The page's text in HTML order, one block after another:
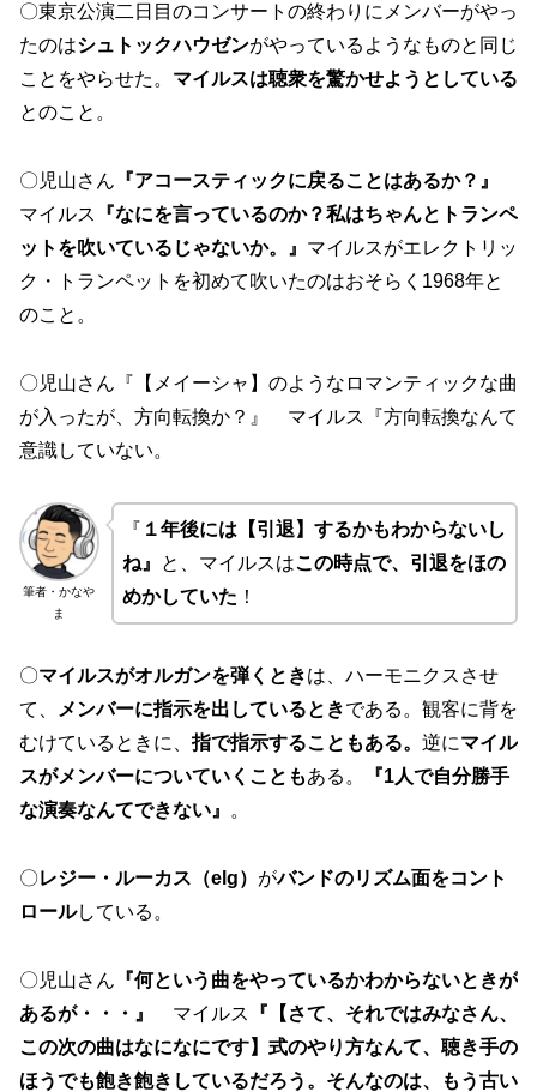
〇東京公演二日目のコンサートの終わりにメンバーがやっ
たのはシュトックハウゼンがやっているようなものと同じ
ことをやらせた。 マイルスは聴衆を驚かせようとしている
とのこと。
〇児山さん 『アコースティックに戻ることはあるか？』
マイルス
『なにを言っているのか？私はちゃんとトランペ
ットを吹いているじゃないか。』 マイルスがエレクトリッ
ク・トランペットを初めて吹いたのはおそらく1968年と
のこと。
〇児山さん『【メイーシャ】のようなロマンティックな曲
が入ったが、方向転換か？』 マイルス『方向転換なんて
意識していない。
筆者・かなや
ま
『 １年後には【引退】するかもわからないし
ね』
と、マイルスはこの時点で、引退をほの
めかしていた ！
〇マイルスがオルガンを弾くときは、ハーモニクスさせ
て、
メンバーに指示を出しているときである。観客に背を
むけているときに、指で指示することもある。 逆にマイル
スがメンバーについていくこともある。
『1人で自分勝手
な演奏なんてできない』
。
〇レジー・ルーカス（elg） がバンドのリズム面をコント
ロールしている。
〇児山さん 『何という曲をやっているかわからないときが
あるが・・・』
マイルス
『【さて、それではみなさん、
この次の曲はなになにです】式のやり方なんて、聴き手の
ほうでも飽き飽きしているだろう。そんなのは、もう古い